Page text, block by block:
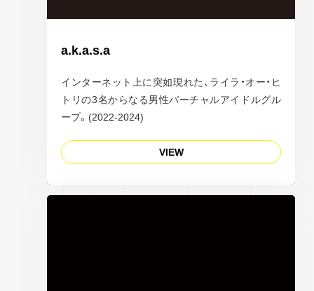
a.k.a.s.a
インターネット上に突如現れた、ライラ・オー・ヒ
トリの3名からなる男性バーチャルアイドルグル
ープ。(2022-2024)
VIEW